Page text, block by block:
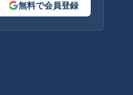
無料で会員登録